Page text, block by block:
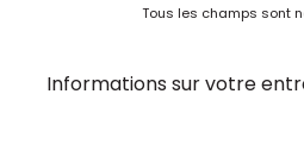
Tous les champs sont
Informations sur votre